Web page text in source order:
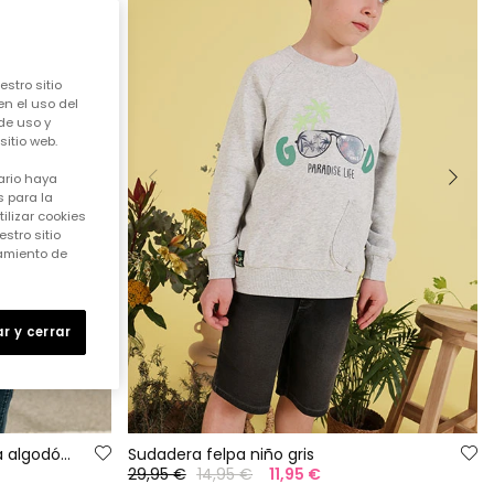
Camiseta de niño manga larga algodón blanco
Sudadera felpa niño gris
29,95 € 14,95 € 11,95 €
sitio
el uso del
uso y
web.
haya
para la
cookies
sitio
de
y cerrar